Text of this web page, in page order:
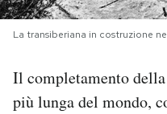
CALENDARIO
La transiberiana in costruzione
Il completamento
più lunga del mondo,